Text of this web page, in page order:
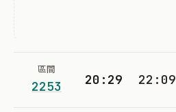
區間
2253 20:29 22:09